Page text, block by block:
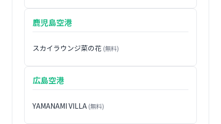
鹿児島空港
スカイラウンジ菜の花 (無料)
広島空港
YAMANAMI VILLA (無料)